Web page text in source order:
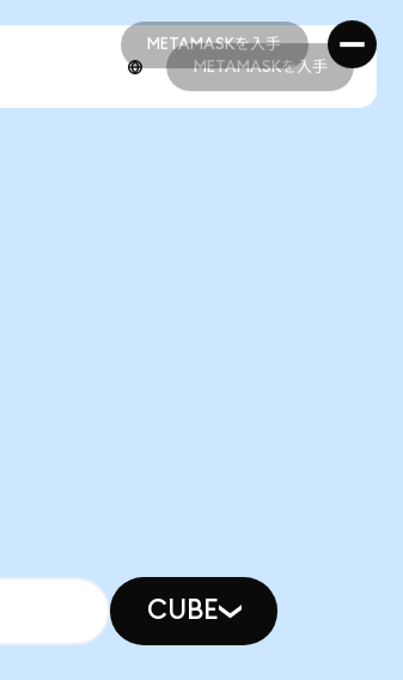
METAMASKを入手
METAMASKを入手
METAMASKを入手
CUBE